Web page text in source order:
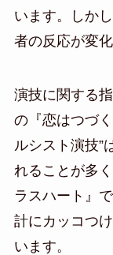
います。しか
者の反応が変
演技に関する
の『恋はつづ
ルシスト演技”
れることが多
ラスハート』
計にカッコつ
います。